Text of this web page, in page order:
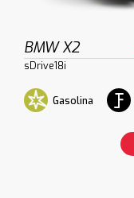
BMW X2
sDrive18i
Gasolina